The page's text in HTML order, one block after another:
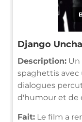
Django
Description: Un
spaghettis avec
dialogues
d'humour et de
Fait: Le film a